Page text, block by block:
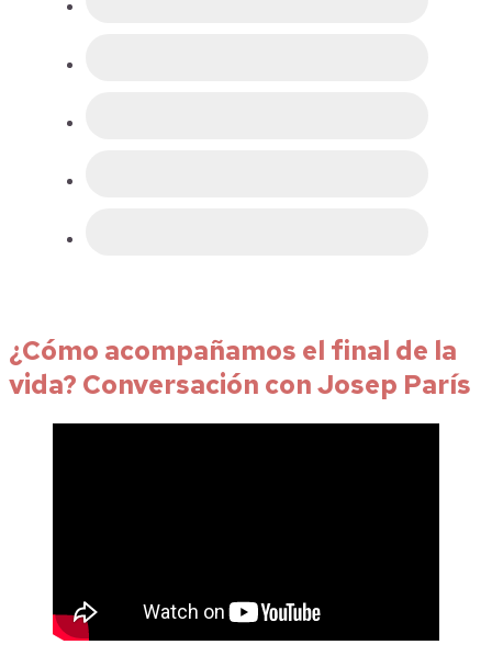
¿Cómo acompañamos el final de la
vida? Conversación con Josep París